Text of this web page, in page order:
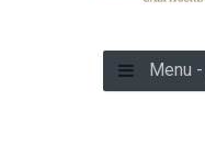
Menu -